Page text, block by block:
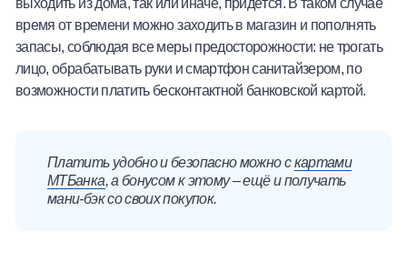
время от времени можно заходить в магазин и пополнять
запасы, соблюдая все меры предосторожности: не трогать
лицо, обрабатывать руки и смартфон санитайзером, по
возможности платить бесконтактной банковской картой.
Платить удобно и безопасно можно скартами
МТБанка, а бонусом к этому – ещё и получать
мани-бэк со своих покупок.